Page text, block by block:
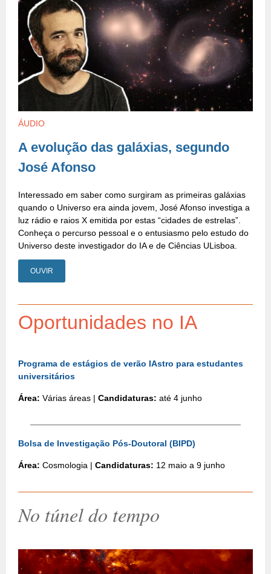
ÁUDIO
A evolução das galáxias, segundo
José Afonso
Interessado em saber como surgiram as primeiras galáxias
quando o Universo era ainda jovem, José Afonso investiga a
luz rádio e raios X emitida por estas “cidades de estrelas”.
Conheça o percurso pessoal e o entusiasmo pelo estudo do
Universo deste investigador do IA e de Ciências ULisboa.
OUVIR
Oportunidades no IA
Programa de estágios de verão IAstro para estudantes
universitários
Área: Várias áreas | Candidaturas: até 4 junho
Bolsa de Investigação Pós-Doutoral (BIPD)
Área: Cosmologia | Candidaturas: 12 maio a 9 junho
No túnel do tempo